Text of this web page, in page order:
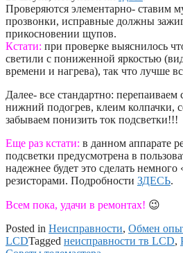
Проверяются элементарно- ставим
прозвонки, исправные должны
прикосновении щупов.
Кстати: при проверке выяснилось
светили с пониженной яркостью
времени и нагрева), так что лучше
Далее- все стандартно: перепаиваем
нижний подогрев, клеим колпачки,
забываем понизить ток подсветки!!!
Еще раз кстати: в данном аппарате
подсветки предусмотрена в
надежнее будет это сделать немного
резисторами. Подробности ЗДЕСЬ.
Всем пока, удачи в ремонтах! 😉
Posted in Неисправности, Обмен
LCDTagged неисправности тв LCD,